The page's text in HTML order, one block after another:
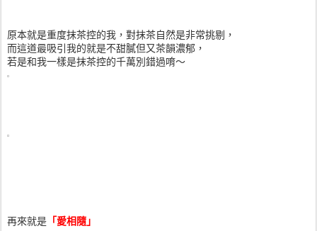
原本就是重度抹茶控的我，對抹茶自然是非常挑剔，
而這道最吸引我的就是不甜膩但又茶韻濃郁，
若是和我一樣是抹茶控的千萬別錯過唷～
再來就是 「愛相隨」